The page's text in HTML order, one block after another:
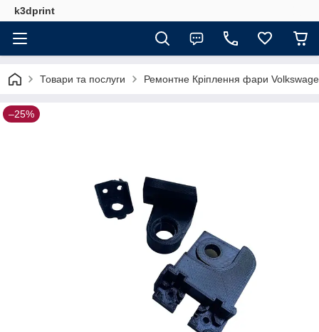
k3dprint
Товари та послуги Ремонтне Кріплення фари
–25%